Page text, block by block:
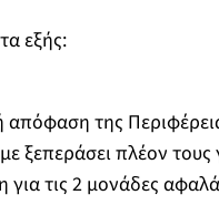
εξής:
απόφαση της
ξεπεράσει πλέον
για τις 2 μονάδες